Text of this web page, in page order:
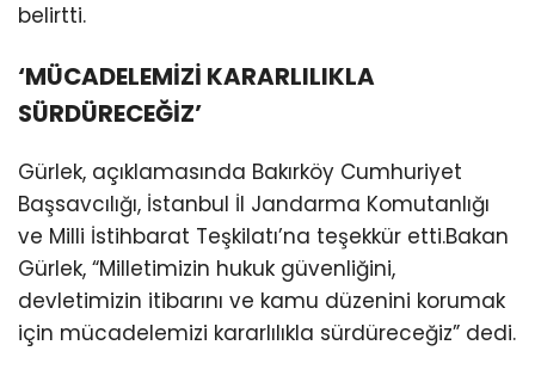
belirtti.
‘MÜCADELEMİZİ KARARLILIKLA
SÜRDÜRECEĞİZ’
Gürlek, açıklamasında Bakırköy Cumhuriyet
Başsavcılığı, İstanbul İl Jandarma Komutanlığı
ve Milli İstihbarat Teşkilatı’na teşekkür etti.Bakan
Gürlek, “Milletimizin hukuk güvenliğini,
devletimizin itibarını ve kamu düzenini korumak
için mücadelemizi kararlılıkla sürdüreceğiz” dedi.